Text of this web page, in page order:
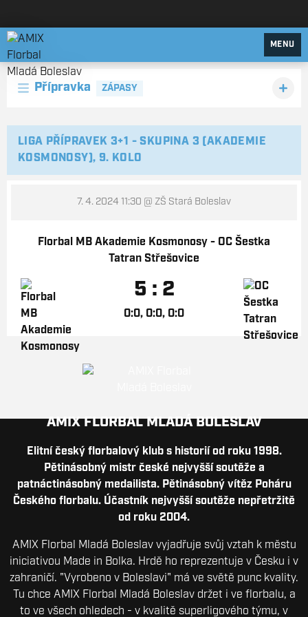
AMIX Florbal Mladá Boleslav
MENU
Přípravka ZÁPASY
LIGA PŘÍPRAVEK 3+1 - SKUPINA 3 (AKADEMIE
KOSMONOSY), 9. KOLO
7. 4. 2024 11:30 @ ZŠ Stará Boleslav
Florbal MB Akademie Kosmonosy - OC Šestka
Tatran Střešovice
5 : 2
0:0, 0:0, 0:0
AMIX FLORBAL MLADÁ BOLESLAV
Elitní český florbalový klub s historií od roku 1998.
Pětinásobný mistr české nejvyšší soutěže a
patnáctinásobný medailista. Pětinásobný vítěz Poháru
Českého florbalu. Účastník nejvyšší soutěže nepřetržitě
od roku 2004.
AMIX Florbal Mladá Boleslav vyjadřuje svůj vztah k městu
iniciativou Made in Bolka. Hrdě ho reprezentuje v Česku i v
zahraničí. "Vyrobeno v Boleslavi" má ve světě punc kvality.
Tu chce AMIX Florbal Mladá Boleslav držet i ve florbalu, a
to ve všech ohledech - v kvalitě superligového týmu, v